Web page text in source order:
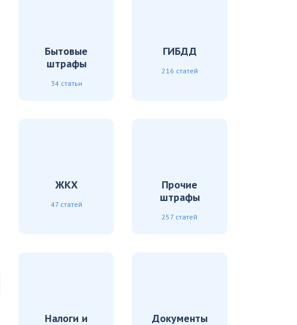
Бытовые
штрафы
34 статьи
ГИБДД
216 статей
ЖКХ
47 статей
Прочие
штрафы
257 статей
Налоги и
Документы